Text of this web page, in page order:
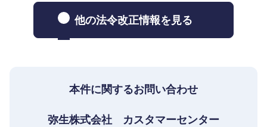
他の法令改正情報を見る
本件に関するお問い合わせ
弥生株式会社 カスタマーセンター